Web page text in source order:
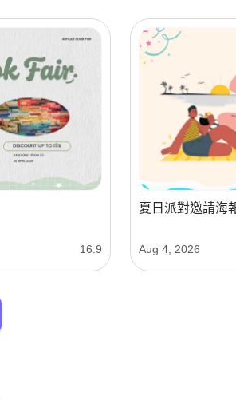
16:9
夏日派對邀請海
Aug 4, 2026